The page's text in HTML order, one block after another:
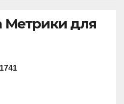
Метрики для
1741